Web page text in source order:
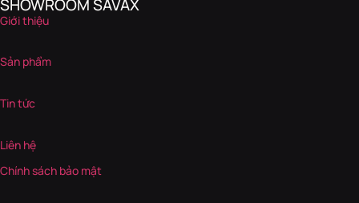
SHOWROOM SAVAX
Giới thiệu
Sản phẩm
Tin tức
Liên hệ
Chính sách bảo mật